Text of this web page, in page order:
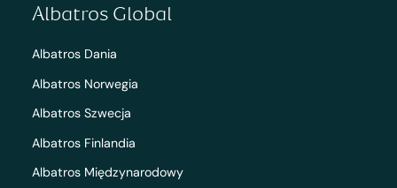
Albatros Global
Albatros Dania
Albatros Norwegia
Albatros Szwecja
Albatros Finlandia
Albatros Międzynarodowy